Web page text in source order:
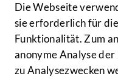
Navigationsmenü
MENÜ
Die Webseite
sie erforderlich für
Funktionalität. Zum
anonyme Analyse
zu Analysezwecken